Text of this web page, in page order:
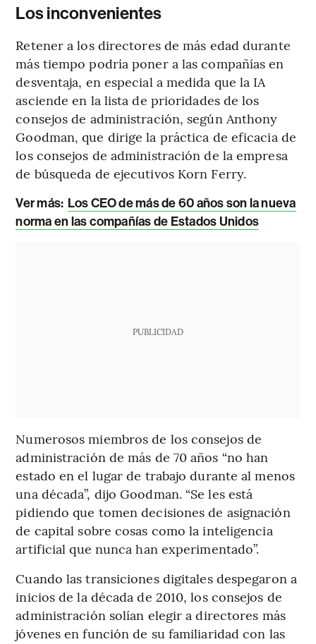
Los inconvenientes
Retener a los directores de más edad durante
más tiempo podría poner a las compañías en
desventaja, en especial a medida que la IA
asciende en la lista de prioridades de los
consejos de administración, según Anthony
Goodman, que dirige la práctica de eficacia de
los consejos de administración de la empresa
de búsqueda de ejecutivos Korn Ferry.
Ver más: Los CEO de más de 60 años son la nueva
norma en las compañías de Estados Unidos
PUBLICIDAD
Numerosos miembros de los consejos de
administración de más de 70 años “no han
estado en el lugar de trabajo durante al menos
una década”, dijo Goodman. “Se les está
pidiendo que tomen decisiones de asignación
de capital sobre cosas como la inteligencia
artificial que nunca han experimentado”.
Cuando las transiciones digitales despegaron a
inicios de la década de 2010, los consejos de
administración solían elegir a directores más
jóvenes en función de su familiaridad con las